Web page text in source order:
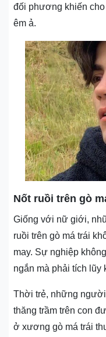
đối phương khiến
êm ả.
Nốt ruồi trên gò
Giống với nữ giới,
ruồi trên gò má trái
may. Sự nghiệp
ngắn mà phải tích lũy
Thời trẻ, những
thăng trầm trên con
ở xương gò má trái